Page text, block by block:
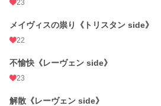
23
メイヴィスの祟り《トリスタン side》
22
不愉快《レーヴェン side》
23
解散《レーヴェン side》